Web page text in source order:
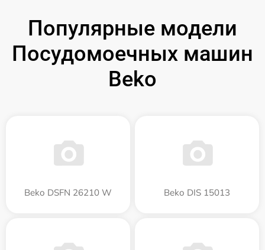
Популярные модели
Посудомоечных машин
Beko
Beko DSFN 26210 W Beko DIS 15013